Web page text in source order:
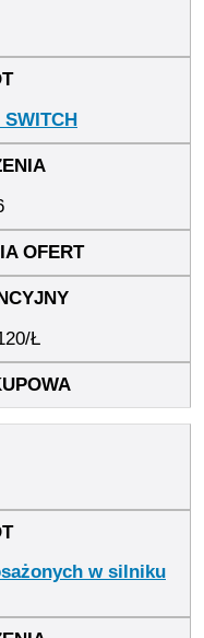
Ł
w silniku